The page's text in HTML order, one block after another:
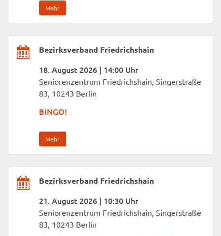
Mehr
Bezirksverband Friedrichshain
18. August 2026 | 14:00 Uhr
Seniorenzentrum Friedrichshain, Singerstraße
83, 10243 Berlin
BINGO!
Mehr
Bezirksverband Friedrichshain
21. August 2026 | 10:30 Uhr
Seniorenzentrum Friedrichshain, Singerstraße
83, 10243 Berlin